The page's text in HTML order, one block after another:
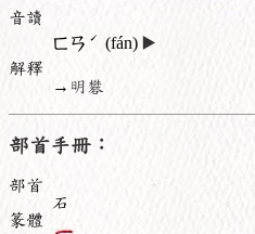
音讀
ㄈㄢ ˊ (fán) ▶️
解釋
→ 明礬
部首手冊：
部首
石
篆體